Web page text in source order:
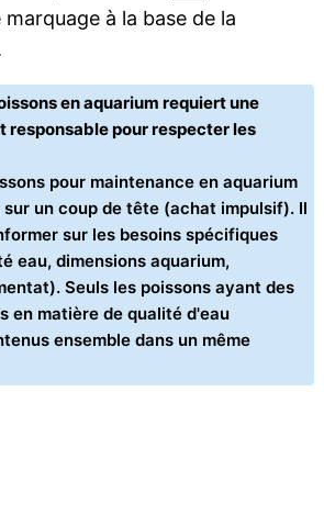
à la base de la
en aquarium requiert une
responsable pour respecter les
pour maintenance en aquarium
un coup de tête (achat impulsif). Il
sur les besoins spécifiques
eau, dimensions aquarium,
Seuls les poissons ayant des
en matière de qualité d'eau
ensemble dans un même